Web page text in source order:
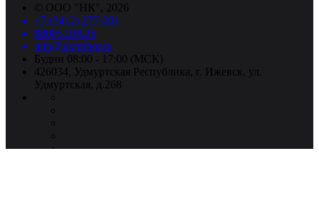
© ООО "НК", 2026
+7 (3412) 277-001
88005118036
info@nkpribor.ru
Будни 08:00 - 17:00 (МСК)
426034, Удмуртская Республика, г. Ижевск, ул.
Удмуртская, д.268